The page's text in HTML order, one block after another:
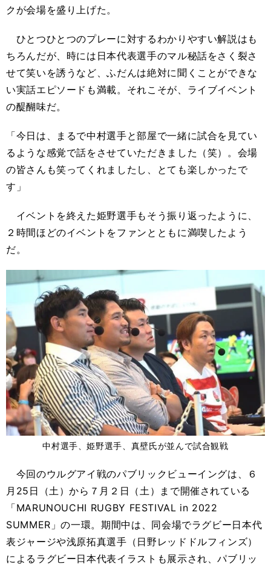
クが会場を盛り上げた。
ひとつひとつのプレーに対するわかりやすい解説はも
ちろんだが、時には日本代表選手のマル秘話をさく裂さ
せて笑いを誘うなど、ふだんは絶対に聞くことができな
い実話エピソードも満載。それこそが、ライブイベント
の醍醐味だ。
「今日は、まるで中村選手と部屋で一緒に試合を見てい
るような感覚で話をさせていただきました（笑）。会場
の皆さんも笑ってくれましたし、とても楽しかったで
す」
イベントを終えた姫野選手もそう振り返ったように、
２時間ほどのイベントをファンとともに満喫したよう
だ。
中村選手、姫野選手、真壁氏が並んで試合観戦
今回のウルグアイ戦のパブリックビューイングは、６
月25日（土）から７月２日（土）まで開催されている
「MARUNOUCHI RUGBY FESTIVAL in 2022
SUMMER」の一環。期間中は、同会場でラグビー日本代
表ジャージや浅原拓真選手（日野レッドドルフィンズ）
によるラグビー日本代表イラストも展示され、パブリッ